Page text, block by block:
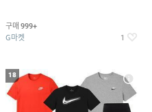
구매 999+
G마켓 1
18